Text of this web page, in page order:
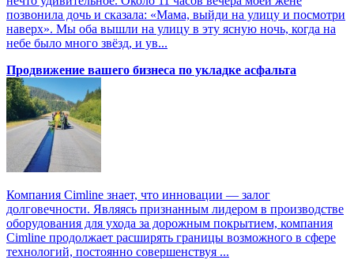
позвонила дочь и сказала: «Мама, выйди на улицу и посмотри
наверх». Мы оба вышли на улицу в эту ясную ночь, когда на
небе было много звёзд, и ув...
Продвижение вашего бизнеса по укладке асфальта
Компания Cimline знает, что инновации — залог
долговечности. Являясь признанным лидером в производстве
оборудования для ухода за дорожным покрытием, компания
Cimline продолжает расширять границы возможного в сфере
технологий, постоянно совершенствуя ...